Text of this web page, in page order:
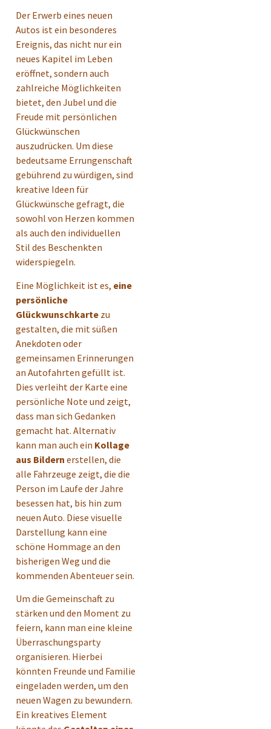
Der Erwerb eines neuen
Autos ist ein besonderes
Ereignis, das nicht nur ein
neues Kapitel im Leben
eröffnet, sondern auch
zahlreiche Möglichkeiten
bietet, den Jubel und die
Freude mit persönlichen
Glückwünschen
auszudrücken. Um diese
bedeutsame Errungenschaft
gebührend zu würdigen, sind
kreative Ideen für
Glückwünsche gefragt, die
sowohl von Herzen kommen
als auch den individuellen
Stil des Beschenkten
widerspiegeln.
Eine Möglichkeit ist es, eine
persönliche
Glückwunschkarte zu
gestalten, die mit süßen
Anekdoten oder
gemeinsamen Erinnerungen
an Autofahrten gefüllt ist.
Dies verleiht der Karte eine
persönliche Note und zeigt,
dass man sich Gedanken
gemacht hat. Alternativ
kann man auch ein Kollage
aus Bildern erstellen, die
alle Fahrzeuge zeigt, die die
Person im Laufe der Jahre
besessen hat, bis hin zum
neuen Auto. Diese visuelle
Darstellung kann eine
schöne Hommage an den
bisherigen Weg und die
kommenden Abenteuer sein.
Um die Gemeinschaft zu
stärken und den Moment zu
feiern, kann man eine kleine
Überraschungsparty
organisieren. Hierbei
könnten Freunde und Familie
eingeladen werden, um den
neuen Wagen zu bewundern.
Ein kreatives Element